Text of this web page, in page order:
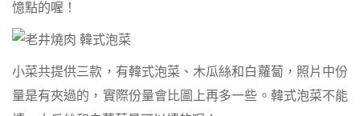
憶點的喔！
小菜共提供三款，有韓式泡菜、木瓜絲和白蘿蔔，照片中份
量是有夾過的，實際份量會比圖上再多一些。韓式泡菜不能